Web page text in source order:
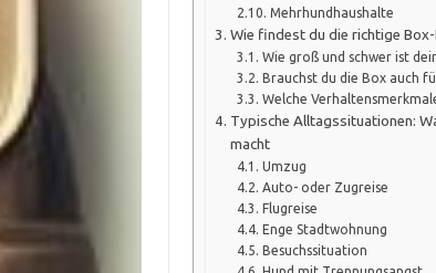
Mehrhundhaushalte
Wie findest du die richtige
Wie groß und schwer ist
Brauchst du die Box auch
Welche
Typische Alltagssituationen:
macht
Umzug
Auto- oder Zugreise
Flugreise
Enge Stadtwohnung
Besuchssituation